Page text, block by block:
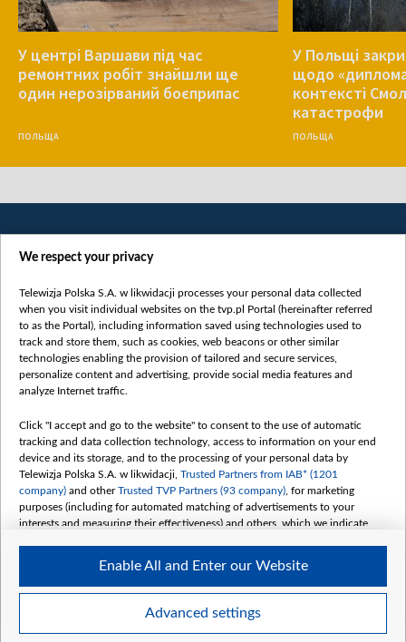
У центрі Варшави під час
ремонтних робіт знайшли ще
один нерозірваний боєприпас
ПОЛЬЩА
У Польщі
щодо
контексті
катастрофи
ПОЛЬЩА
Категорії
Новини
Докладно
Погляд
Цікаво
Slawa.tv
Про нас
Контакти
Правила використання матеріалів
Обробка даних
We respect your privacy
Telewizja Polska S.A. w likwidacji processes your personal data collected
when you visit individual websites on the tvp.pl Portal (hereinafter referred
to as the Portal), including information saved using technologies used to
track and store them, such as cookies, web beacons or other similar
technologies enabling the provision of tailored and secure services,
personalize content and advertising, provide social media features and
analyze Internet traffic.
Click "I accept and go to the website" to consent to the use of automatic
tracking and data collection technology, access to information on your end
device and its storage, and to the processing of your personal data by
Telewizja Polska S.A. w likwidacji, Trusted Partners from IAB* (1201
company) and otherTrusted TVP Partners (93 company) , for marketing
purposes (including for automated matching of advertisements to your
interests and measuring their effectiveness) and others, which we indicate
The purposes of processing your data by TVP S.A. w likwidacji are as
follows:
Use limited data to select advertising
Create profiles for personalised advertising
Advanced settings
Enable All and Enter our Website